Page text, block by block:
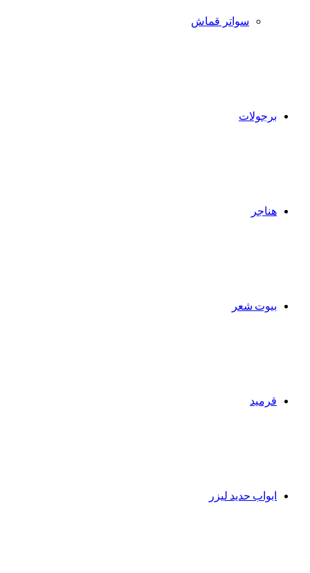
سواتر قماش
برجولات
هناجر
بيوت شعر
قرميد
ابواب حديد ليزر